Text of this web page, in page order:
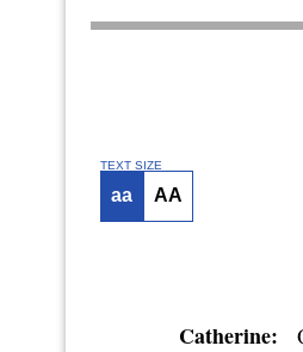
TEXT SIZE
aa AA
Catherine: